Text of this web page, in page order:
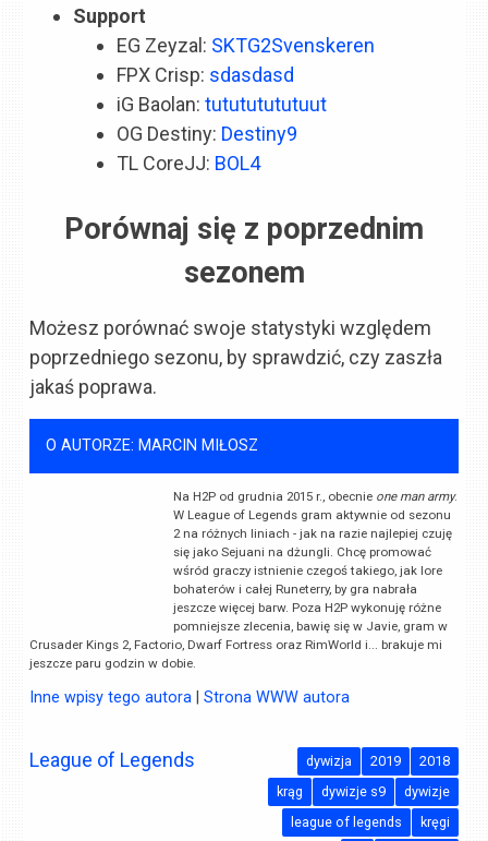
Support
EG Zeyzal: SKTG2Svenskeren
FPX Crisp: sdasdasd
iG Baolan:tutututututuut
OG Destiny: Destiny9
TL CoreJJ: BOL4
Porównaj się z poprzednim
sezonem
Możesz porównać swoje statystyki względem
poprzedniego sezonu, by sprawdzić, czy zaszła
jakaś poprawa.
O AUTORZE: MARCIN MIŁOSZ
Na H2P od grudnia 2015 r., obecnie one man army.
W League of Legends gram aktywnie od sezonu
2 na różnych liniach - jak na razie najlepiej czuję
się jako Sejuani na dżungli. Chcę promować
wśród graczy istnienie czegoś takiego, jak lore
bohaterów i całej Runeterry, by gra nabrała
jeszcze więcej barw. Poza H2P wykonuję różne
pomniejsze zlecenia, bawię się w Javie, gram w
Crusader Kings 2, Factorio, Dwarf Fortress oraz RimWorld i... brakuje mi
jeszcze paru godzin w dobie.
Inne wpisy tego autora |Strona WWW autora
League of Legends 2018
2019
dywizja
dywizje
dywizje s9
krąg
kręgi
league of legends